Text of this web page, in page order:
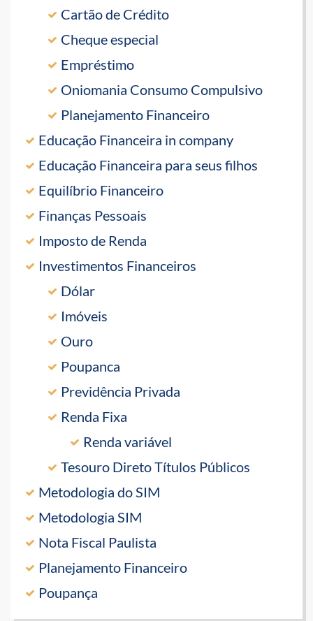
Cartão de Crédito
Cheque especial
Empréstimo
Oniomania Consumo Compulsivo
Planejamento Financeiro
Educação Financeira in company
Educação Financeira para seus filhos
Equilíbrio Financeiro
Finanças Pessoais
Imposto de Renda
Investimentos Financeiros
Dólar
Imóveis
Ouro
Poupanca
Previdência Privada
Renda Fixa
Renda variável
Tesouro Direto Títulos Públicos
Metodologia do SIM
Metodologia SIM
Nota Fiscal Paulista
Planejamento Financeiro
Poupança